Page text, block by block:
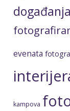
događanja
evenata
kampova